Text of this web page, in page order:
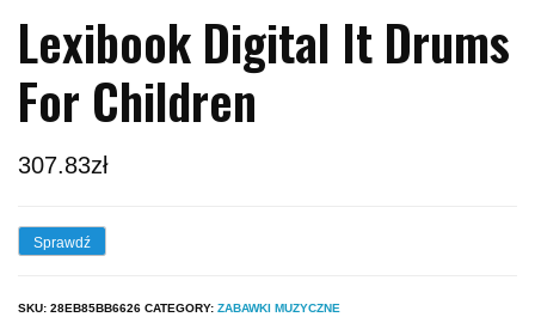
Lexibook Digital It Drums
For Children
307.83zł
Sprawdź
SKU: 28EB85BB6626 CATEGORY: ZABAWKI MUZYCZNE